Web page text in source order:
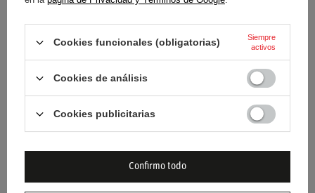
Color Blanco
Adultos
Cookies funcionales (obligatorias)
Siempre
activos
Cookies de análisis
Cookies publicitarias
Confirmo todo